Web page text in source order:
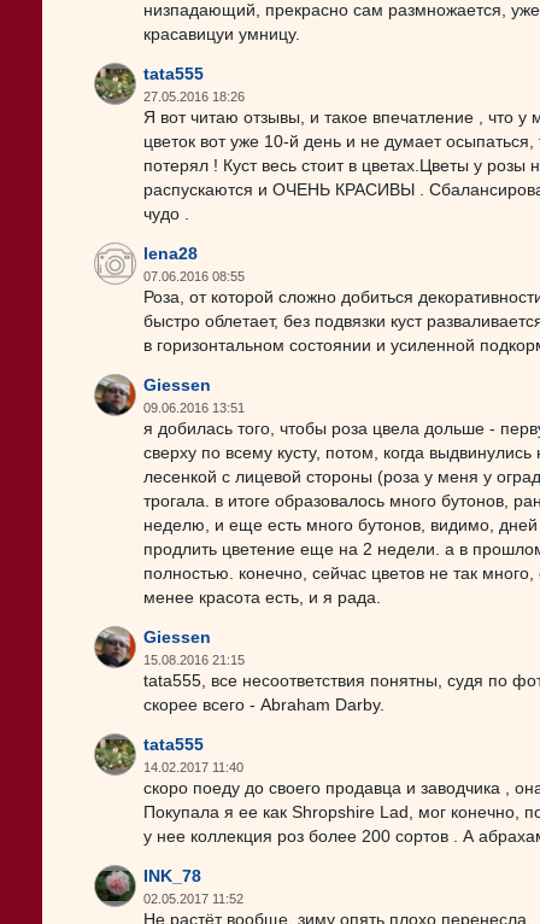
низпадающий, прекрасно сам размножается, уже
красавицуи умницу.
tata555
27.05.2016 18:26
Я вот читаю отзывы, и такое впечатление , что
цветок вот уже 10-й день и не думает
потерял ! Куст весь стоит в цветах.Цветы у
распускаются и ОЧЕНЬ КРАСИВЫ .
чудо .
lena28
07.06.2016 08:55
Роза, от которой сложно добиться
быстро облетает, без подвязки куст
в горизонтальном состоянии и усиленной
Giessen
09.06.2016 13:51
я добилась того, чтобы роза цвела дольше -
сверху по всему кусту, потом, когда
лесенкой с лицевой стороны (роза у меня у
трогала. в итоге образовалось много бутонов,
неделю, и еще есть много бутонов, видимо,
продлить цветение еще на 2 недели. а в
полностью. конечно, сейчас цветов не так
менее красота есть, и я рада.
Giessen
15.08.2016 21:15
tata555, все несоответствия понятны, судя по
скорее всего - Abraham Darby.
tata555
14.02.2017 11:40
скоро поеду до своего продавца и заводчика ,
Покупала я ее как Shropshire Lad, мог конечно,
у нее коллекция роз более 200 сортов . А
INK_78
02.05.2017 11:52
Не растёт вообще, зиму опять плохо перенесла.